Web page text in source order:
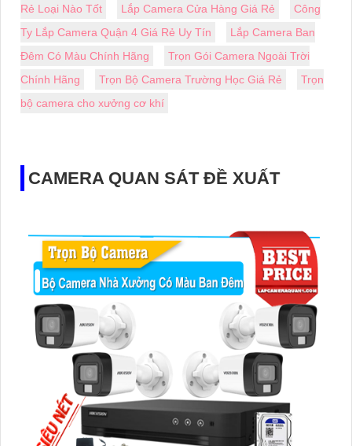
Rẻ Loại Nào Tốt
Lắp Camera Cửa Hàng Giá Rẻ
Công
Ty Lắp Camera Quận 4 Giá Rẻ Uy Tín
Lắp Camera Ban
Đêm Có Màu Chính Hãng
Trọn Gói Camera Ngoài Trời
Chính Hãng
Trọn Bộ Camera Trường Học Giá Rẻ
Trọn
bộ camera cho xưởng cơ khí
CAMERA QUAN SÁT ĐỀ XUẤT